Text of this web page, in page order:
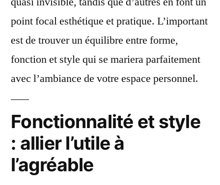
point focal esthétique et pratique. L’important
est de trouver un équilibre entre forme,
fonction et style qui se mariera parfaitement
avec l’ambiance de votre espace personnel.
Fonctionnalité et style
: allier l’utile à
l’agréable